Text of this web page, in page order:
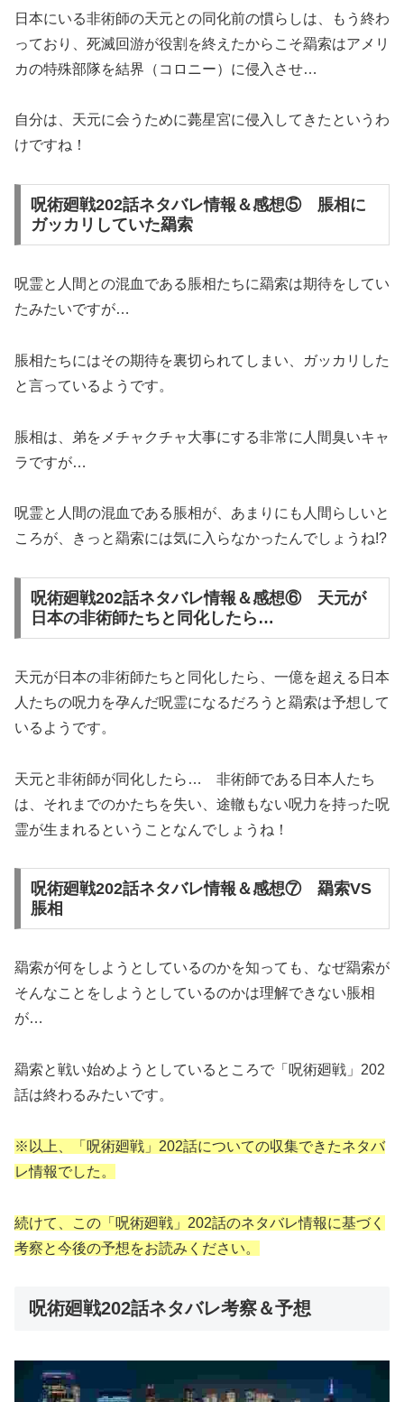
日本にいる非術師の天元との同化前の慣らしは、もう終わ
っており、死滅回游が役割を終えたからこそ羂索はアメリ
カの特殊部隊を結界（コロニー）に侵入させ…
自分は、天元に会うために薨星宮に侵入してきたというわ
けですね！
呪術廻戦202話ネタバレ情報＆感想⑤ 脹相に
ガッカリしていた羂索
呪霊と人間との混血である脹相たちに羂索は期待をしてい
たみたいですが…
脹相たちにはその期待を裏切られてしまい、ガッカリした
と言っているようです。
脹相は、弟をメチャクチャ大事にする非常に人間臭いキャ
ラですが…
呪霊と人間の混血である脹相が、あまりにも人間らしいと
ころが、きっと羂索には気に入らなかったんでしょうね!?
呪術廻戦202話ネタバレ情報＆感想⑥ 天元が
日本の非術師たちと同化したら…
天元が日本の非術師たちと同化したら、一億を超える日本
人たちの呪力を孕んだ呪霊になるだろうと羂索は予想して
いるようです。
天元と非術師が同化したら… 非術師である日本人たち
は、それまでのかたちを失い、途轍もない呪力を持った呪
霊が生まれるということなんでしょうね！
呪術廻戦202話ネタバレ情報＆感想⑦ 羂索VS
脹相
羂索が何をしようとしているのかを知っても、なぜ羂索が
そんなことをしようとしているのかは理解できない脹相
が…
羂索と戦い始めようとしているところで「呪術廻戦」202
話は終わるみたいです。
※以上、「呪術廻戦」202話についての収集できたネタバ
レ情報でした。
続けて、この「呪術廻戦」202話のネタバレ情報に基づく
考察と今後の予想をお読みください。
呪術廻戦202話ネタバレ考察＆予想